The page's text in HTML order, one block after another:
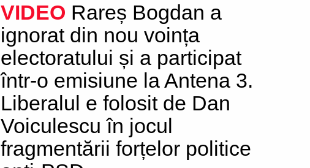
VIDEO Rareș Bogdan a
ignorat din nou voința
electoratului și a participat
într-o emisiune la Antena 3.
Liberalul e folosit de Dan
Voiculescu în jocul
fragmentării forțelor politice